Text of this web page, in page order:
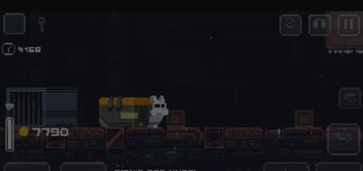
habilidades que proporcionam ainda mais variedade de combate.
A história pode parecer trivial, mas apresentou envolvimento e
intriga suficientes para me levar adiante, até o final inesperado. O
que mais gostei no jogo foi a qualidade das animações. Apesar do
estilo pixelado de baixa resolução, o movimento de cada
personagem parece natural e crível, tornando-o agradável de
assistir. Os únicos pontos negativos são a interface de usuário
pouco escalável e os controles de toque não personalizáveis.
Felizmente, o jogo pode ser jogado com um controle.Draconian